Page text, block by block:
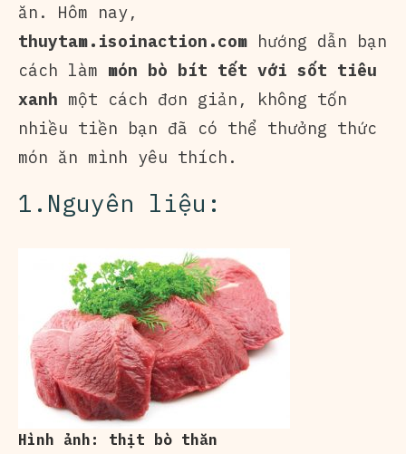
ăn. Hôm nay,
thuytam.isoinaction.com hướng dẫn bạn
cách làm món bò bít tết với sốt tiêu
xanh một cách đơn giản, không tốn
nhiều tiền bạn đã có thể thưởng thức
món ăn mình yêu thích.
1.Nguyên liệu:
Hình ảnh: thịt bò thăn